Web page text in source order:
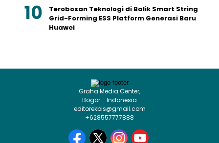
Terobosan Teknologi di Balik Smart String
Grid-Forming ESS Platform Generasi Baru
Huawei
Graha Media Center,
Bogor - Indonesia
editorekbis@gmail.com
+628557777888